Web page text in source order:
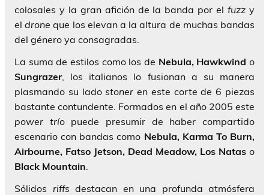
colosales y la gran afición de la banda por elfuzz y
eldrone que los elevan a la altura de muchas bandas
del género ya consagradas.
La suma de estilos como los de Nebula, Hawkwindo
Sungrazer, los italianos lo fusionan a su manera
plasmando su ladostoneren este corte de 6 piezas
bastante contundente. Formados en el año 2005 este
power tríopuede presumir de haber compartido
escenario con bandas como Nebula, Karma To Burn,
Airbourne, Fatso Jetson, Dead Meadow, Los Natas o
Black Mountain
Sólidos riffs destacan en una profunda atmósfera